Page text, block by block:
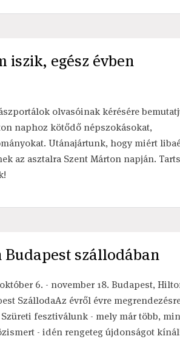
iszik, egész évben
olvasóinak kérésére
naphoz kötődő népszokásokat,
Utánajártunk, hogy miért
az asztalra Szent Márton napján.
szállodában
6. - november 18. Budapest,
SzállodaAz évről évre
fesztiválunk - mely már több,
- idén rengeteg újdonságot